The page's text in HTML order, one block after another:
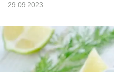
29.09.2023